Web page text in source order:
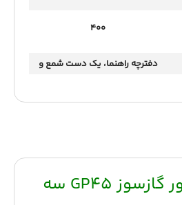
400
دفترچه راهنما، یک دست شمع و
مشخصات ژنراتور گازسوز GP45 سه